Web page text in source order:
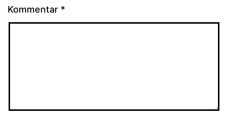
Kommentar *